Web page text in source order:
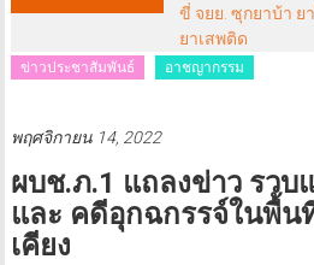
ขี่ จยย. ซุกยาบ้า
ยาเสพติด
ข่าวประชาสัมพันธ์ อาชญากรรม
พฤศจิกายน 14, 2022
ผบช.ภ.1 แถลงข่าว รวบ
และ คดีอุกฉกรรจ์ในพื้น
เคียง